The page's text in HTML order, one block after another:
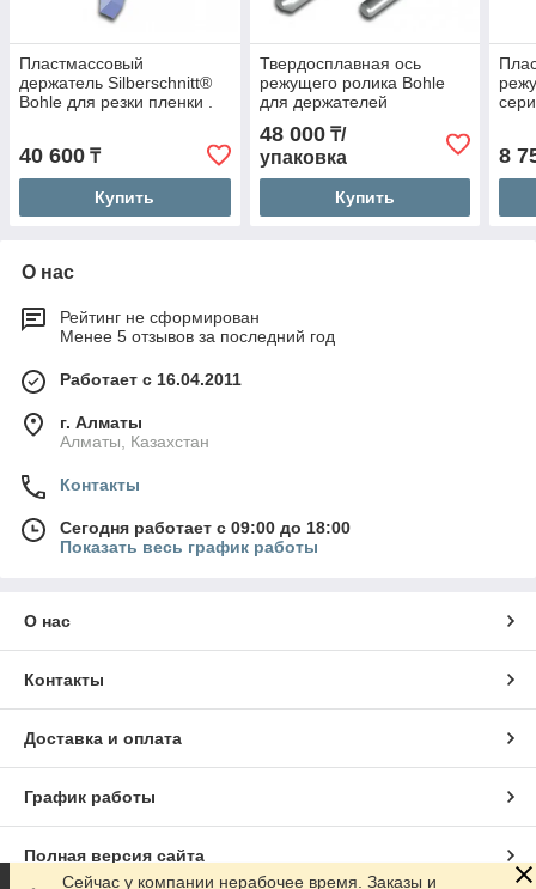
Пластмассовый
держатель Silberschnitt®
Bohle для резки пленки .
40 600 ₸
Купить
Твердосплавная ось
режущего ролика Bohle
для держателей
«Silberschnitt». Для стола
резки стекла.
48 000₸/
упаковка
Купить
8
О нас
Рейтинг не сформирован
Менее 5 отзывов за последний год
Работает с 16.04.2011
г. Алматы
Алматы, Казахстан
Контакты
Сегодня работает с 09:00 до 18:00
Показать весь график работы
О нас
Контакты
Доставка и оплата
График работы
Полная версия сайта
Сейчас у компании нерабочее время. Заказы и